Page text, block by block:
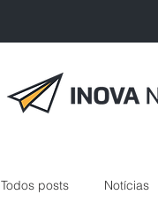
Todos posts Notícias